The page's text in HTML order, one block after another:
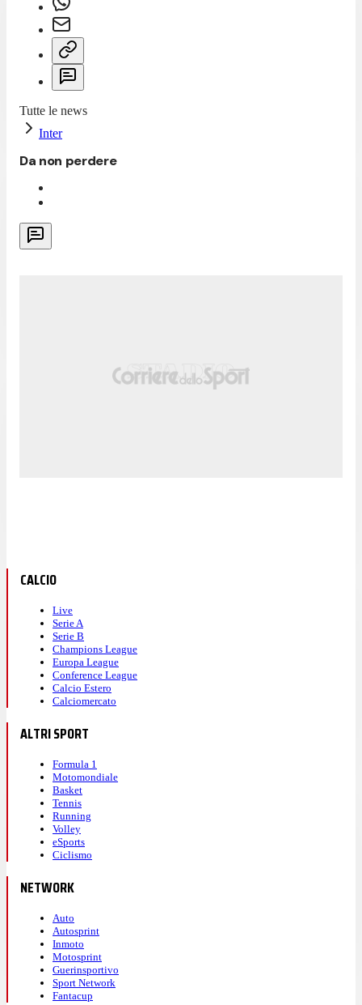
Tutte le news
Inter
Da non perdere
CALCIO
Live
Serie A
Serie B
Champions League
Europa League
Conference League
Calcio Estero
Calciomercato
ALTRI SPORT
Formula 1
Motomondiale
Basket
Tennis
Running
Volley
eSports
Ciclismo
NETWORK
Auto
Autosprint
Inmoto
Motosprint
Guerinsportivo
Sport Network
Fantacup